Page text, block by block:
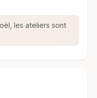
les ateliers sont